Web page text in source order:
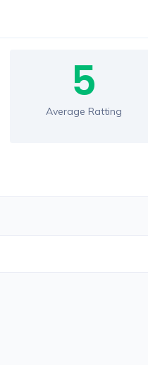
5
Average Ratting